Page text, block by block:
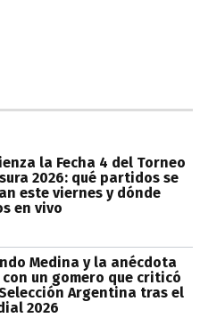
la Fecha 4 del Torneo
2026: qué partidos se
este viernes y dónde
en vivo
Medina y la anécdota
un gomero que criticó
Argentina tras el
2026